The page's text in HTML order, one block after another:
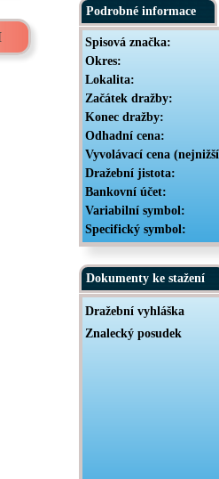
Podrobné informace
Spisová značka:
Okres:
Lokalita:
Začátek dražby:
Konec dražby:
Odhadní cena:
Vyvolávací cena
Dražební jistota:
Bankovní účet:
Variabilní symbol:
Specifický symbol:
Dokumenty ke stažení
Dražební vyhláška
Znalecký posudek